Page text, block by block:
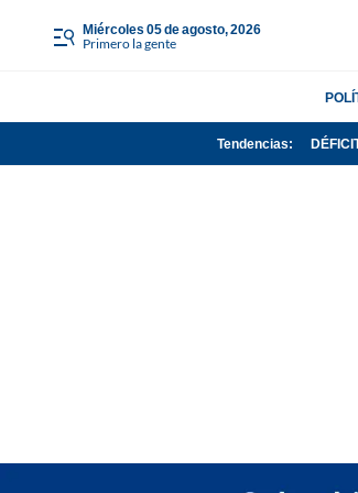
miércoles 05 de agosto, 2026
Primero la gente
Tendencias: